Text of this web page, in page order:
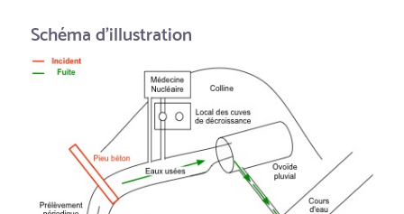
Schéma d'illustration